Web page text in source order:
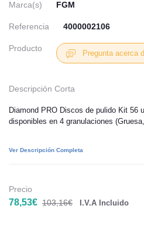
Marca(s) FGM
Referencia 4000002106
Producto
Pregunta acerca
Descripción Corta
Diamond PRO Discos de pulido Kit 56
disponibles en 4 granulaciones
Ver Descripción Completa
Precio
78,53€ 103,16€ I.V.A Incluido